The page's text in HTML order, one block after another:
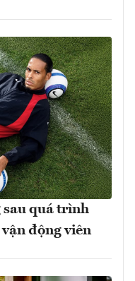
sau quá trình
động viên